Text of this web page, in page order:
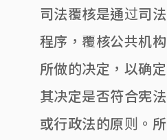
司法覆核是通过司法
程序，覆核公共机构
所做的决定，以确定
其决定是否符合宪法
或行政法的原则。所